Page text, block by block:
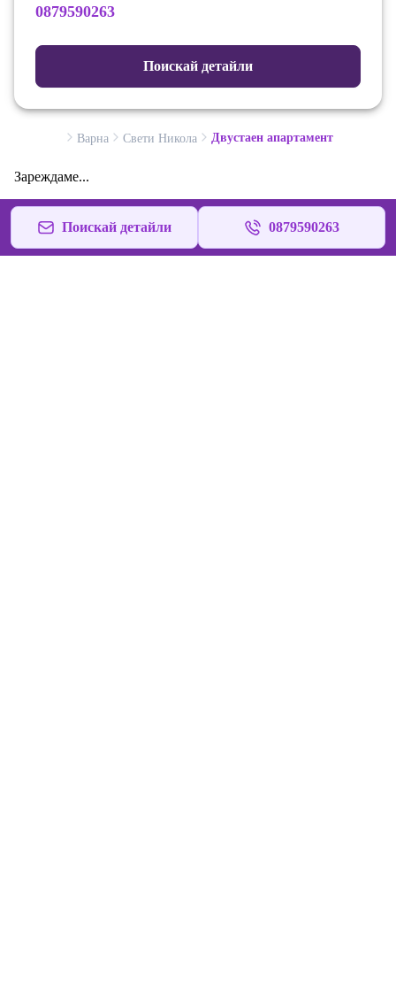
0879590263
Поискай детайли
Варна Свети Никола Двустаен апартамент
Зареждаме...
Поискай детайли 0879590263